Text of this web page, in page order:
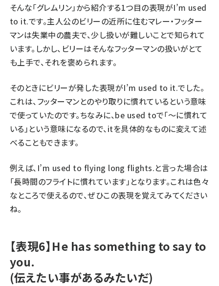
そんな「グレムリン」から紹介する1つ目の表現がI’m used
to it.です。主人公のビリーの近所に住むマレー・フッター
マンは失業中の農夫で、少し扱いが難しいことで知られて
います。しかし、ビリーはそんなフッターマンの扱いがとて
も上手で、それを褒められます。
そのときにビリーが発した表現がI’m used to it.でした。
これは、フッターマンとのやり取りに慣れているという意味
で使っていたのです。ちなみに、be used toで「～に慣れて
いる」という意味になるので、itを具体的なものに変えて述
べることもできます。
例えば、 I’m used to flying long flights.と言った場合は
「長時間のフライトに慣れています」となります。これは色々
なところで使えるので、ぜひこの表現を覚えてみてください
ね。
【表現6】He has something to say to
you.
(伝えたい事があるみたいだ)